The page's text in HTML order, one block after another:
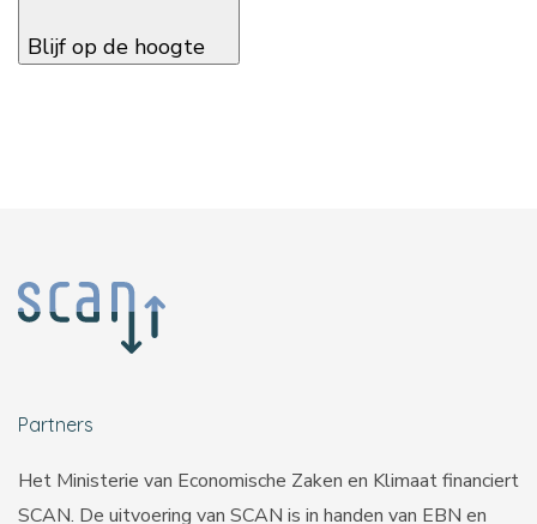
Blijf op de hoogte
Partners
Het Ministerie van Economische Zaken en Klimaat financiert
SCAN. De uitvoering van SCAN is in handen van EBN en